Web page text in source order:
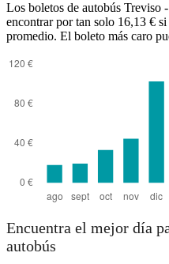
Los boletos de autobús Treviso
encontrar por tan solo 16,13 €
promedio. El boleto más caro
Encuentra el mejor día
autobús